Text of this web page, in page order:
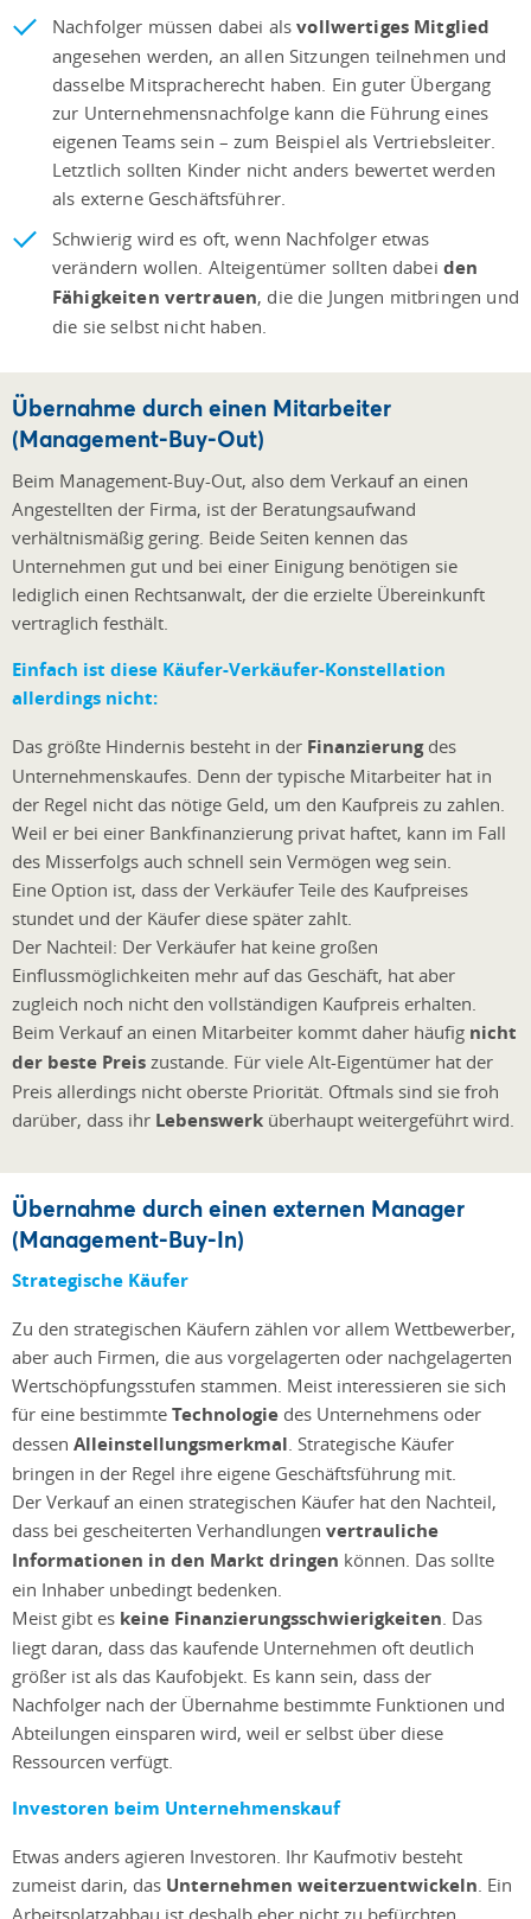
Nachfolger müssen dabei alsvollwertiges Mitglied
angesehen werden, an allen Sitzungen teilnehmen und
dasselbe Mitspracherecht haben. Ein guter Übergang
zur Unternehmensnachfolge kann die Führung eines
eigenen Teams sein – zum Beispiel als Vertriebsleiter.
Letztlich sollten Kinder nicht anders bewertet werden
als externe Geschäftsführer.
Schwierig wird es oft, wenn Nachfolger etwas
verändern wollen. Alteigentümer sollten dabei den
Fähigkeiten vertrauen, die die Jungen mitbringen und
die sie selbst nicht haben.
Übernahme durch einen Mitarbeiter
(Management-Buy-Out)
Beim Management-Buy-Out, also dem Verkauf an einen
Angestellten der Firma, ist der Beratungsaufwand
verhältnismäßig gering. Beide Seiten kennen das
Unternehmen gut und bei einer Einigung benötigen sie
lediglich einen Rechtsanwalt, der die erzielte Übereinkunft
vertraglich festhält.
Einfach ist diese Käufer-Verkäufer-Konstellation
allerdings nicht:
Das größte Hindernis besteht in der Finanzierungdes
Unternehmenskaufes. Denn der typische Mitarbeiter hat in
der Regel nicht das nötige Geld, um den Kaufpreis zu zahlen.
Weil er bei einer Bankfinanzierung privat haftet, kann im Fall
des Misserfolgs auch schnell sein Vermögen weg sein.
Eine Option ist, dass der Verkäufer Teile des Kaufpreises
stundet und der Käufer diese später zahlt.
Der Nachteil: Der Verkäufer hat keine großen
Einflussmöglichkeiten mehr auf das Geschäft, hat aber
zugleich noch nicht den vollständigen Kaufpreis erhalten.
Beim Verkauf an einen Mitarbeiter kommt daher häufig nicht
der beste Preis zustande. Für viele Alt-Eigentümer hat der
Preis allerdings nicht oberste Priorität. Oftmals sind sie froh
darüber, dass ihr Lebenswerk überhaupt weitergeführt wird.
Übernahme durch einen externen Manager
(Management-Buy-In)
Strategische Käufer
Zu den strategischen Käufern zählen vor allem Wettbewerber,
aber auch Firmen, die aus vorgelagerten oder nachgelagerten
Wertschöpfungsstufen stammen. Meist interessieren sie sich
für eine bestimmte Technologie des Unternehmens oder
dessen Alleinstellungsmerkmal . Strategische Käufer
bringen in der Regel ihre eigene Geschäftsführung mit.
Der Verkauf an einen strategischen Käufer hat den Nachteil,
dass bei gescheiterten Verhandlungen vertrauliche
Informationen in den Markt dringen können. Das sollte
ein Inhaber unbedingt bedenken.
Meist gibt es keine Finanzierungsschwierigkeiten . Das
liegt daran, dass das kaufende Unternehmen oft deutlich
größer ist als das Kaufobjekt. Es kann sein, dass der
Nachfolger nach der Übernahme bestimmte Funktionen und
Abteilungen einsparen wird, weil er selbst über diese
Ressourcen verfügt.
Investoren beim Unternehmenskauf
Etwas anders agieren Investoren. Ihr Kaufmotiv besteht
zumeist darin, das Unternehmen weiterzuentwickeln . Ein
Arbeitsplatzabbau ist deshalb eher nicht zu befürchten.